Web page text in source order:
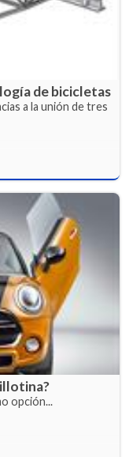
de bicicletas
a la unión de tres
opción...